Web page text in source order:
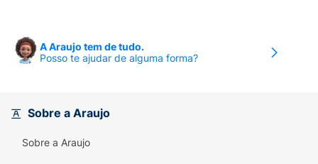
A Araujo tem de tudo.
Posso te ajudar de alguma forma?
Sobre a Araujo
Sobre a Araujo